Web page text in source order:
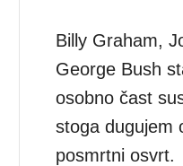
Billy Graham,
George Bush
osobno čast
stoga dugujem
posmrtni osvrt.